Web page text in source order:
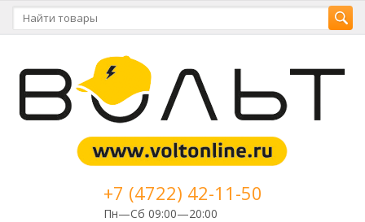
+7 (4722) 42-11-50
Пн—Сб 09:00—20:00